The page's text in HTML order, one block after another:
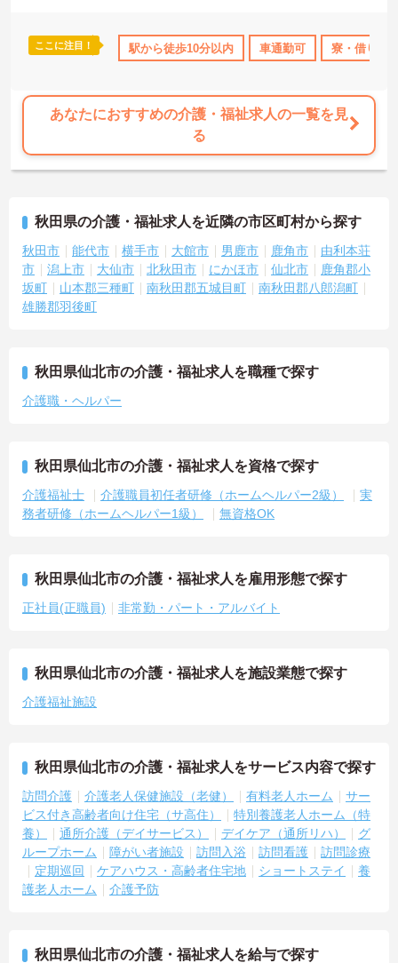
ここに注目！ 駅から徒歩10分以内 車通勤可 寮・借り上
あなたにおすすめの介護・福祉求人の一覧を見
る
秋田県の介護・福祉求人を近隣の市区町村から探す
秋田市 能代市 横手市 大館市 男鹿市 鹿角市
由利本荘
市
潟上市 大仙市 北秋田市 にかほ市 仙北市
鹿角郡小
坂町
山本郡三種町 南秋田郡五城目町
南秋田郡八郎潟町
雄勝郡羽後町
秋田県仙北市の介護・福祉求人を職種で探す
介護職・ヘルパー
秋田県仙北市の介護・福祉求人を資格で探す
介護福祉士 介護職員初任者研修（ホームヘルパー2級）
実
務者研修（ホームヘルパー1級）
無資格OK
秋田県仙北市の介護・福祉求人を雇用形態で探す
正社員(正職員) 非常勤・パート・アルバイト
秋田県仙北市の介護・福祉求人を施設業態で探す
介護福祉施設
秋田県仙北市の介護・福祉求人をサービス内容で探す
訪問介護 介護老人保健施設（老健） 有料老人ホーム
サー
ビス付き高齢者向け住宅（サ高住）
特別養護老人ホーム（特
養）
通所介護（デイサービス） デイケア（通所リハ）
グ
ループホーム
障がい者施設 訪問入浴 訪問看護
訪問診療
定期巡回
ケアハウス・高齢者住宅地 ショートステイ
養
護老人ホーム
介護予防
秋田県仙北市の介護・福祉求人を給与で探す